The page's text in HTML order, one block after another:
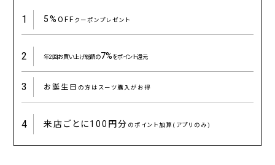
1 5%OFFクーポンプレゼント
2 年2回お買い上げ総額の7%をポイント還元
3 お誕生日 の方はスーツ購入がお得
4 来店ごとに100円分 のポイント加算(アプリのみ)